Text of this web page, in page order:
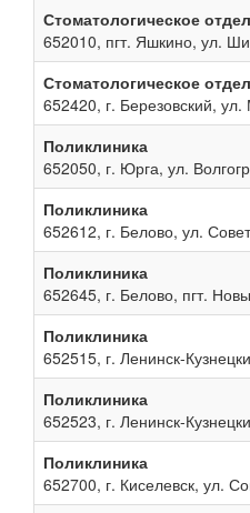
Стоматологическое
652010, пгт. Яшкино, ул.
Стоматологическое
652420, г. Березовский,
Поликлиника
652050, г. Юрга, ул.
Поликлиника
652612, г. Белово, ул.
Поликлиника
652645, г. Белово, пгт.
Поликлиника
652515, г. Ленинск-
Поликлиника
652523, г. Ленинск-
Поликлиника
652700, г. Киселевск, ул.